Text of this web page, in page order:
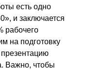
есть одно
и заключается
рабочего
на подготовку
Важно, чтобы